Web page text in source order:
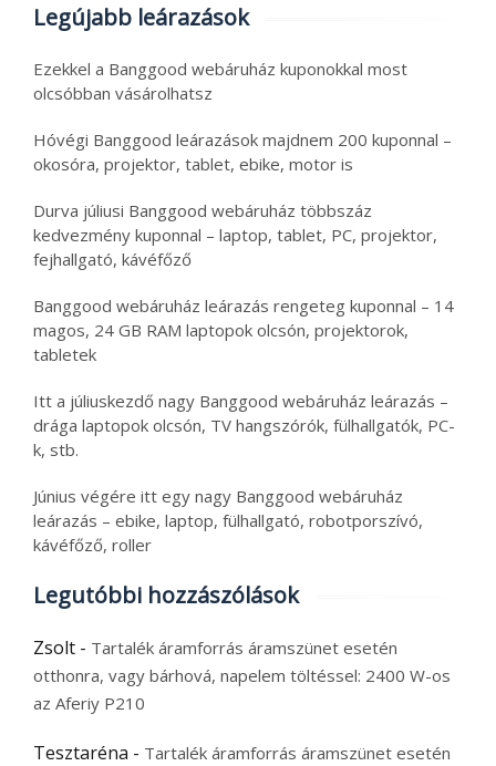
Legújabb leárazások
Ezekkel a Banggood webáruház kuponokkal most
olcsóbban vásárolhatsz
Hóvégi Banggood leárazások majdnem 200 kuponnal –
okosóra, projektor, tablet, ebike, motor is
Durva júliusi Banggood webáruház többszáz
kedvezmény kuponnal – laptop, tablet, PC, projektor,
fejhallgató, kávéfőző
Banggood webáruház leárazás rengeteg kuponnal – 14
magos, 24 GB RAM laptopok olcsón, projektorok,
tabletek
Itt a júliuskezdő nagy Banggood webáruház leárazás –
drága laptopok olcsón, TV hangszórók, fülhallgatók, PC-
k, stb.
Június végére itt egy nagy Banggood webáruház
leárazás – ebike, laptop, fülhallgató, robotporszívó,
kávéfőző, roller
Legutóbbi hozzászólások
Zsolt - Tartalék áramforrás áramszünet esetén
otthonra, vagy bárhová, napelem töltéssel: 2400 W-os
az Aferiy P210
Tesztaréna - Tartalék áramforrás áramszünet esetén